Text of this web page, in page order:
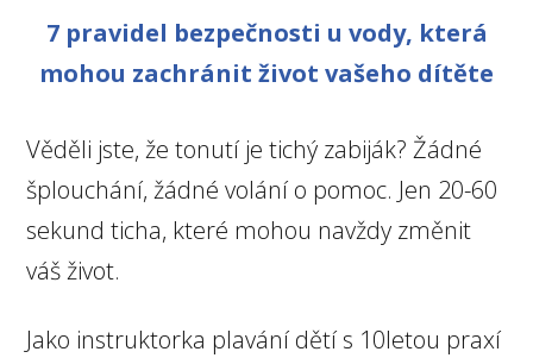
7 pravidel bezpečnosti u vody, která
mohou zachránit život vašeho dítěte
Věděli jste, že tonutí je tichý zabiják? Žádné
šplouchání, žádné volání o pomoc. Jen 20-60
sekund ticha, které mohou navždy změnit
váš život.
Jako instruktorka plavání dětí s 10letou praxí